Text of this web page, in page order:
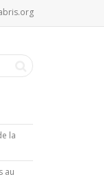
la
au